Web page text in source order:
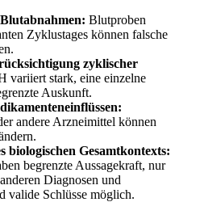
Blutproben
Zyklustages können falsche
zyklischer
variiert stark, eine einzelne
Auskunft.
andere Arzneimittel können
biologischen Gesamtkontexts:
begrenzte Aussagekraft, nur
Diagnosen und
valide Schlüsse möglich.